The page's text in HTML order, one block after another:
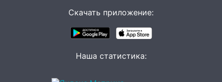
на 8 августа — кому повезет с
Скачать приложение:
Наша статистика: